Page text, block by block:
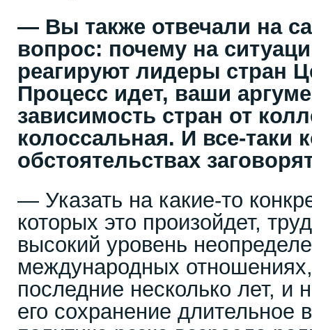
— Вы также отвечали на
вопрос: почему на
реагируют лидеры стран
Процесс идет, ваши
зависимость стран от
колоссальная. И все-таки
обстоятельствах
— Указать на какие-то
которых это произойдет,
высокий уровень
международных
последние несколько лет, и
его сохранение длительное